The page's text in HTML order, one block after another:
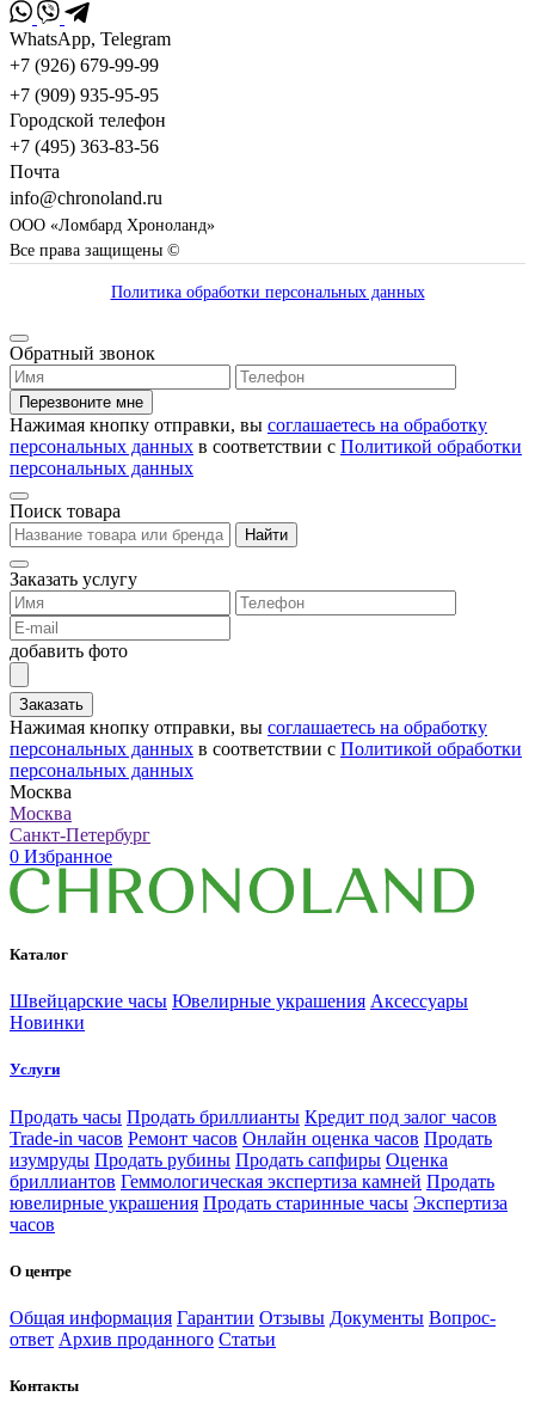
WhatsApp, Telegram
+7 (926) 679-99-99
+7 (909) 935-95-95
Городской телефон
+7 (495) 363-83-56
Почта
info@chronoland.ru
ООО «Ломбард Хроноланд»
Все права защищены ©
Политика обработки персональных данных
Обратный звонок
Перезвоните мне
Нажимая кнопку отправки, вы соглашаетесь на обработку
персональных данных в соответствии с Политикой обработки
персональных данных
Поиск товара
Найти
Заказать услугу
добавить фото
Заказать
Нажимая кнопку отправки, вы соглашаетесь на обработку
персональных данных в соответствии с Политикой обработки
персональных данных
Москва
Москва
Санкт-Петербург
0 Избранное
Каталог
Швейцарские часы Ювелирные украшения Аксессуары
Новинки
Услуги
Продать часы Продать бриллианты Кредит под залог часов
Trade-in часов Ремонт часов Онлайн оценка часов Продать
изумруды Продать рубины Продать сапфиры Оценка
бриллиантов Геммологическая экспертиза камней Продать
ювелирные украшения Продать старинные часы Экспертиза
часов
О центре
Общая информация Гарантии Отзывы Документы Вопрос-
ответ Архив проданного Статьи
Контакты